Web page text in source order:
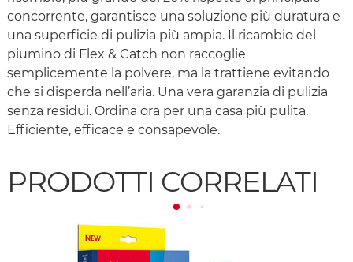
concorrente, garantisce una soluzione più duratura e
una superficie di pulizia più ampia. Il ricambio del
piumino di Flex & Catch non raccoglie
semplicemente la polvere, ma la trattiene evitando
che si disperda nell’aria. Una vera garanzia di pulizia
senza residui. Ordina ora per una casa più pulita.
Efficiente, efficace e consapevole.
PRODOTTI CORRELATI